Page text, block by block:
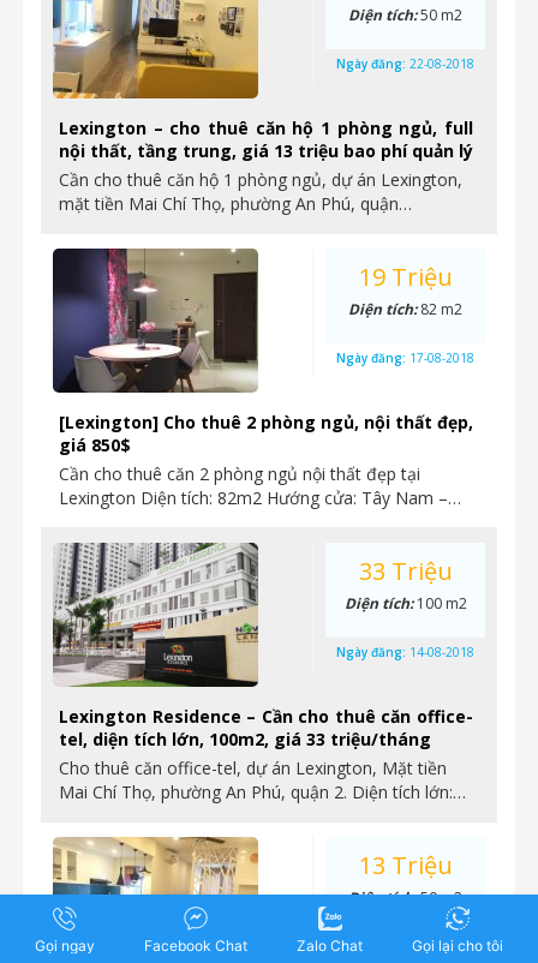
Lexington – cho thuê căn hộ 1 phòng ngủ, full
nội thất, tầng trung, giá 13 triệu bao phí quản lý
Cần cho thuê căn hộ 1 phòng ngủ, dự án Lexington,
mặt tiền Mai Chí Thọ, phường An Phú, quận…
Diện tích:50 m2
Ngày đăng: 22-08-2018
[Lexington] Cho thuê 2 phòng ngủ, nội thất đẹp,
giá 850$
Cần cho thuê căn 2 phòng ngủ nội thất đẹp tại
Lexington Diện tích: 82m2 Hướng cửa: Tây Nam –…
19 Triệu
Diện tích:82 m2
Ngày đăng: 17-08-2018
Lexington Residence – Cần cho thuê căn office-
tel, diện tích lớn, 100m2, giá 33 triệu/tháng
Cho thuê căn office-tel, dự án Lexington, Mặt tiền
Mai Chí Thọ, phường An Phú, quận 2. Diện tích lớn:…
33 Triệu
Diện tích:100 m2
Ngày đăng: 14-08-2018
13 Triệu
Diện tích:50 m2
Ngày đăng: 14-08-2018
Gọi ngay Facebook Chat Zalo Chat Gọi lại cho tôi